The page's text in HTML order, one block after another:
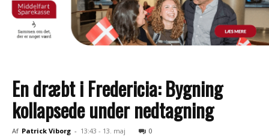
En dræbt i Fredericia: Bygning
kollapsede under nedtagning
Af Patrick Viborg - 13:43 - 13. maj 0